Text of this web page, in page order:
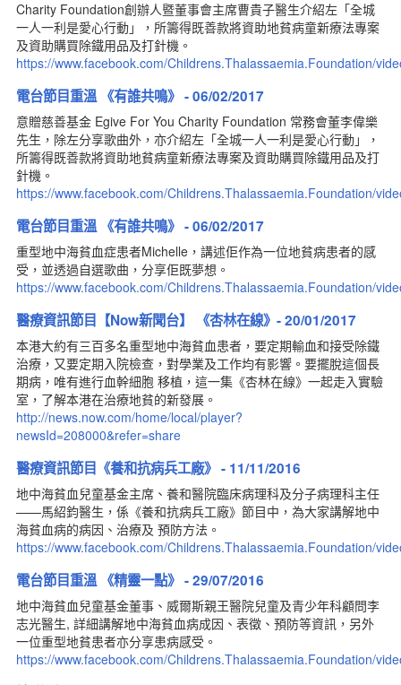
Charity Foundation創辦人暨董事會主席曹貴子醫生介紹左「全城
一人一利是愛心行動」，所籌得既善款將資助地貧病童新療法專案
及資助購買除鐵用品及打針機。
https://www.facebook.com/Childrens.Thalassaemia.Foundation/
電台節目重溫 《有誰共鳴》 - 06/02/2017
意贈慈善基金 Egive For You Charity Foundation 常務會董李偉樂
先生，除左分享歌曲外，亦介紹左「全城一人一利是愛心行動」，
所籌得既善款將資助地貧病童新療法專案及資助購買除鐵用品及打
針機。
https://www.facebook.com/Childrens.Thalassaemia.Foundation/
電台節目重溫 《有誰共鳴》 - 06/02/2017
重型地中海貧血症患者Michelle，講述佢作為一位地貧病患者的感
受，並透過自選歌曲，分享佢既夢想。
https://www.facebook.com/Childrens.Thalassaemia.Foundation/
醫療資訊節目【Now新聞台】 《杏林在線》- 20/01/2017
本港大約有三百多名重型地中海貧血患者，要定期輸血和接受除鐵
治療，又要定期入院檢查，對學業及工作均有影響。要擺脫這個長
期病，唯有進行血幹細胞 移植，這一集《杏林在線》一起走入實驗
室，了解本港在治療地貧的新發展。
http://news.now.com/home/local/player?
newsId=208000&refer=share
醫療資訊節目《養和抗病兵工廠》 - 11/11/2016
地中海貧血兒童基金主席、養和醫院臨床病理科及分子病理科主任
——馬紹鈞醫生，係《養和抗病兵工廠》節目中，為大家講解地中
海貧血病的病因、治療及 預防方法。
https://www.facebook.com/Childrens.Thalassaemia.Foundation/
電台節目重溫 《精靈一點》 - 29/07/2016
地中海貧血兒童基金董事、威爾斯親王醫院兒童及青少年科顧問李
志光醫生, 詳細講解地中海貧血病成因、表徵、預防等資訊，另外
一位重型地貧患者亦分享患病感受。
https://www.facebook.com/Childrens.Thalassaemia.Foundation/